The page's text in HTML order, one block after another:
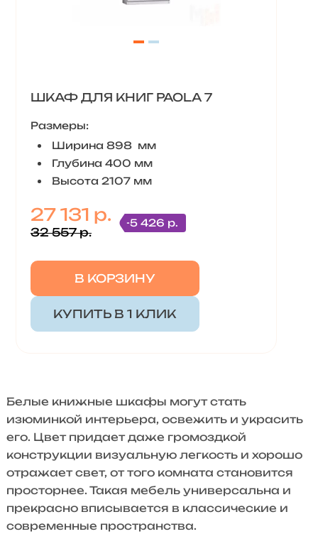
ШКАФ ДЛЯ КНИГ PAOLA 7
Размеры:
Ширина 898 мм
Глубина 400 мм
Высота 2107 мм
27 131 р.
32 557 р.
-5 426 р.
В КОРЗИНУ
КУПИТЬ В 1 КЛИК
Белые книжные шкафы могут стать
изюминкой интерьера, освежить и украсить
его. Цвет придает даже громоздкой
конструкции визуальную легкость и хорошо
отражает свет, от того комната становится
просторнее. Такая мебель универсальна и
прекрасно вписывается в классические и
современные пространства.